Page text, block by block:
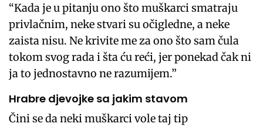
“Kada je u pitanju ono što muškarci smatraju
privlačnim, neke stvari su očigledne, a neke
zaista nisu. Ne krivite me za ono što sam čula
tokom svog rada i šta ću reći, jer ponekad čak ni
ja to jednostavno ne razumijem.”
Hrabre djevojke sa jakim stavom
Čini se da neki muškarci vole taj tip